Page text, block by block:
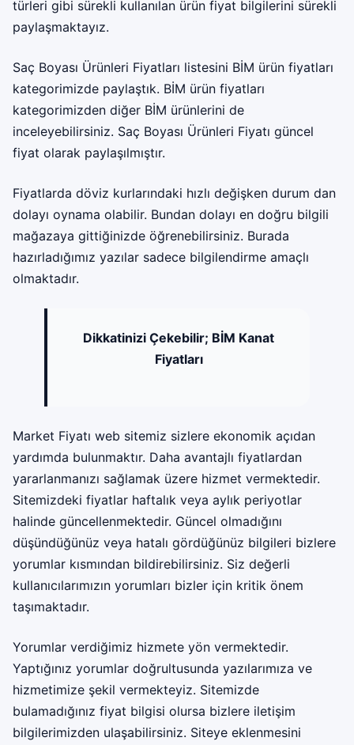
türleri gibi sürekli kullanılan ürün fiyat bilgilerini sürekli
paylaşmaktayız.
Saç Boyası Ürünleri Fiyatları listesini BİM ürün fiyatları
kategorimizde paylaştık. BİM ürün fiyatları
kategorimizden diğer BİM ürünlerini de
inceleyebilirsiniz. Saç Boyası Ürünleri Fiyatı güncel
fiyat olarak paylaşılmıştır.
Fiyatlarda döviz kurlarındaki hızlı değişken durum dan
dolayı oynama olabilir. Bundan dolayı en doğru bilgili
mağazaya gittiğinizde öğrenebilirsiniz. Burada
hazırladığımız yazılar sadece bilgilendirme amaçlı
olmaktadır.
Dikkatinizi Çekebilir; BİM Kanat
Fiyatları
Market Fiyatı web sitemiz sizlere ekonomik açıdan
yardımda bulunmaktır. Daha avantajlı fiyatlardan
yararlanmanızı sağlamak üzere hizmet vermektedir.
Sitemizdeki fiyatlar haftalık veya aylık periyotlar
halinde güncellenmektedir. Güncel olmadığını
düşündüğünüz veya hatalı gördüğünüz bilgileri bizlere
yorumlar kısmından bildirebilirsiniz. Siz değerli
kullanıcılarımızın yorumları bizler için kritik önem
taşımaktadır.
Yorumlar verdiğimiz hizmete yön vermektedir.
Yaptığınız yorumlar doğrultusunda yazılarımıza ve
hizmetimize şekil vermekteyiz. Sitemizde
bulamadığınız fiyat bilgisi olursa bizlere iletişim
bilgilerimizden ulaşabilirsiniz. Siteye eklenmesini